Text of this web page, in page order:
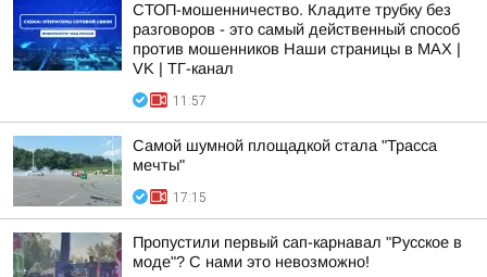
СТОП-мошенничество. Кладите трубку без
разговоров - это самый действенный способ
против мошенников Наши страницы в MAX |
VK | ТГ-канал
11:57
Самой шумной площадкой стала "Трасса
мечты"
17:15
Пропустили первый сап-карнавал "Русское в
моде"? С нами это невозможно!